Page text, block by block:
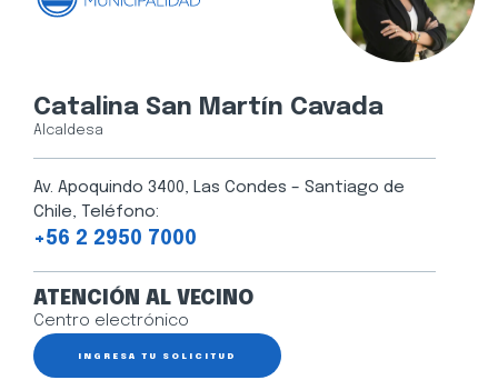
Catalina San Martín Cavada
Alcaldesa
Av. Apoquindo 3400, Las Condes – Santiago de
Chile, Teléfono:
+56 2 2950 7000
ATENCIÓN AL VECINO
Centro electrónico
INGRESA TU SOLICITUD